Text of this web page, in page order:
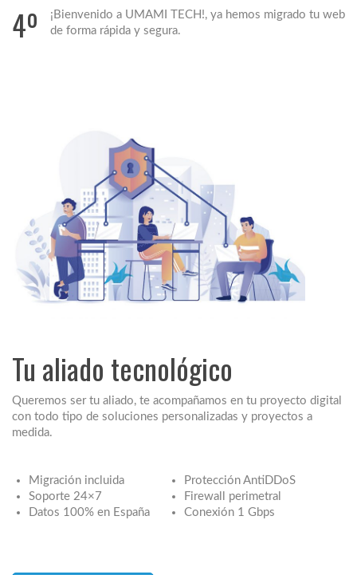
4º
¡Bienvenido a UMAMI TECH!, ya hemos migrado tu web
de forma rápida y segura.
Tu aliado tecnológico
Queremos ser tu aliado, te acompañamos en tu proyecto digital
con todo tipo de soluciones personalizadas y proyectos a
medida.
Migración incluida
Soporte 24×7
Datos 100% en España
Protección AntiDDoS
Firewall perimetral
Conexión 1 Gbps